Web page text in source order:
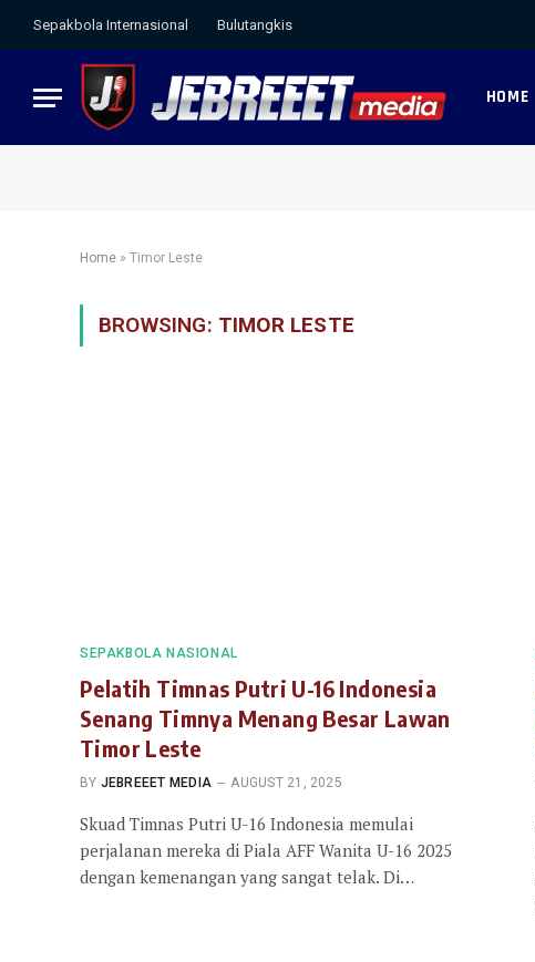
Sepakbola Internasional Bulutangkis
HOME
Home » Timor Leste
BROWSING: TIMOR LESTE
SEPAKBOLA NASIONAL
Pelatih Timnas Putri U-16 Indonesia
Senang Timnya Menang Besar Lawan
Timor Leste
BY JEBREEET MEDIA AUGUST 21, 2025
Skuad Timnas Putri U-16 Indonesia memulai
perjalanan mereka di Piala AFF Wanita U-16 2025
dengan kemenangan yang sangat telak. Di…